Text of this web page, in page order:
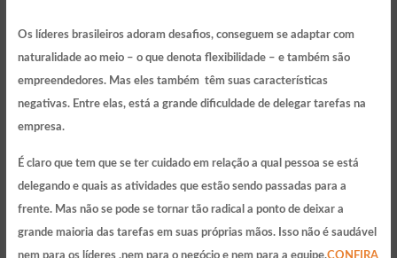
Os líderes brasileiros adoram desafios, conseguem se adaptar com
naturalidade ao meio – o que denota flexibilidade – e também são
empreendedores. Mas eles também têm suas características
negativas. Entre elas, está a grande dificuldade de delegar tarefas na
empresa.
É claro que tem que se ter cuidado em relação a qual pessoa se está
delegando e quais as atividades que estão sendo passadas para a
frente. Mas não se pode se tornar tão radical a ponto de deixar a
grande maioria das tarefas em suas próprias mãos. Isso não é saudável